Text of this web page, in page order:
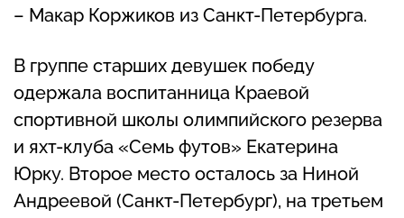
– Макар Коржиков из Санкт-Петербурга.
В группе старших девушек победу
одержала воспитанница Краевой
спортивной школы олимпийского резерва
и яхт-клуба «Семь футов» Екатерина
Юрку. Второе место осталось за Ниной
Андреевой (Санкт-Петербург), на третьем